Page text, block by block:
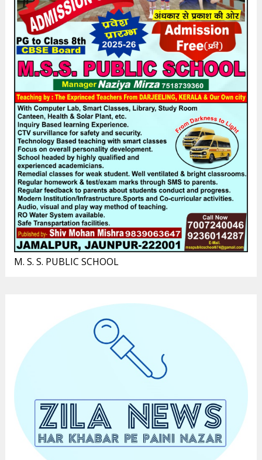
M. S. S. PUBLIC SCHOOL